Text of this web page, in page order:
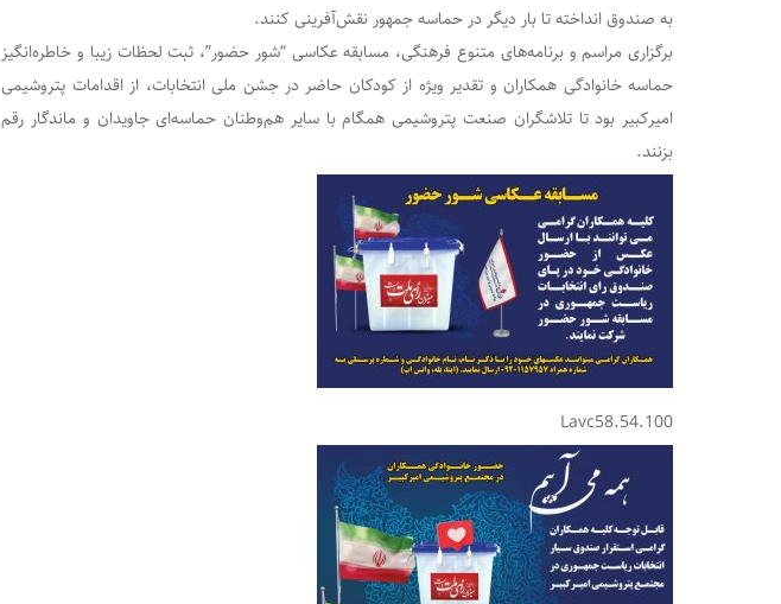
به صندوق انداخته تا بار دیگر در حماسه جمهور نقش‌آفرینی کنند.
برگزاری مراسم و برنامه‌های متنوع فرهنگی، مسابقه عکاسی “شور حضور”، ثبت لحظات زیبا و خاطره‌‌انگیز
حماسه خانوادگی همکاران و تقدیر ویژه از کودکان حاضر در جشن ملی انتخابات، از اقدامات پتروشيمی
امیرکبیر بود تا تلاشگران صنعت پتروشیمی همگام با سایر هم‌وطنان حماسه‌ای جاویدان و ماندگار رقم
بزنند.
Lavc58.54.100